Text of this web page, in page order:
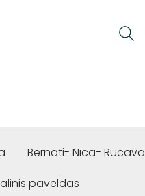
Bernāti- Nīca- Rucava
paveldas